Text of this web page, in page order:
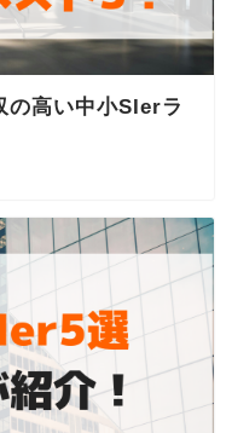
の高い中小SIerラ